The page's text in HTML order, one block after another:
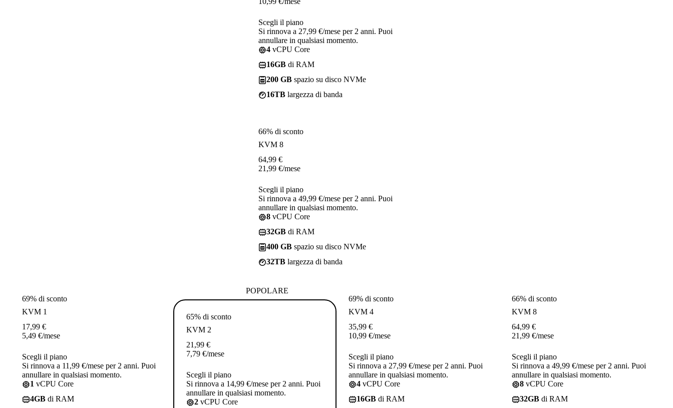
Scegli il piano
Si rinnova a 27,99 €/mese per 2 anni. Puoi
annullare in qualsiasi momento.
4 vCPU Core
16GB di RAM
200 GB spazio su disco NVMe
16TB largezza di banda
66% di sconto
KVM 8
64,99 €
21,99 €/mese
Scegli il piano
Si rinnova a 49,99 €/mese per 2 anni. Puoi
annullare in qualsiasi momento.
8 vCPU Core
32GB di RAM
400 GB spazio su disco NVMe
32TB largezza di banda
69% di sconto
KVM 1
17,99 €
5,49 €/mese
Scegli il piano
Si rinnova a 11,99 €/mese per 2 anni. Puoi
annullare in qualsiasi momento.
1 vCPU Core
4GB di RAM
POPOLARE
65% di sconto
KVM 2
21,99 €
7,79 €/mese
Scegli il piano
Si rinnova a 14,99 €/mese per 2 anni. Puoi
annullare in qualsiasi momento.
2 vCPU Core
69% di sconto
KVM 4
35,99 €
10,99 €/mese
Scegli il piano
Si rinnova a 27,99 €/mese per 2 anni. Puoi
annullare in qualsiasi momento.
4 vCPU Core
16GB di RAM
66% di sconto
KVM 8
64,99 €
21,99 €/mese
Scegli il piano
Si rinnova a 49,99 €/mese per 2 anni. Puoi
annullare in qualsiasi momento.
8 vCPU Core
32GB di RAM